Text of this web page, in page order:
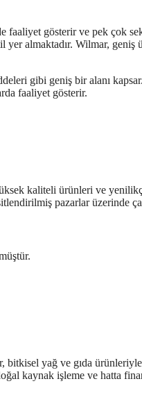
faaliyet gösterir ve pek çok
yer almaktadır. Wilmar, geniş
gibi geniş bir alanı kapsar.
faaliyet gösterir.
kaliteli ürünleri ve
pazarlar üzerinde
bitkisel yağ ve gıda ürünleriyle
kaynak işleme ve hatta